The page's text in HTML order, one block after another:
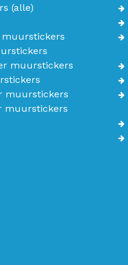
(alle)
muurstickers
muurstickers
muurstickers
muurstickers